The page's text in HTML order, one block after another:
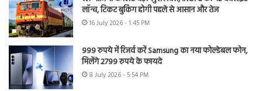
लॉन्च, टिकट बुकिंग होगी पहले से आसान और तेज
16 July 2026 - 1:45 PM
999 रुपये में रिजर्व करें Samsung का नया फोल्डेबल फोन,
मिलेंगे 2799 रुपये के फायदे
8 July 2026 - 5:54 PM